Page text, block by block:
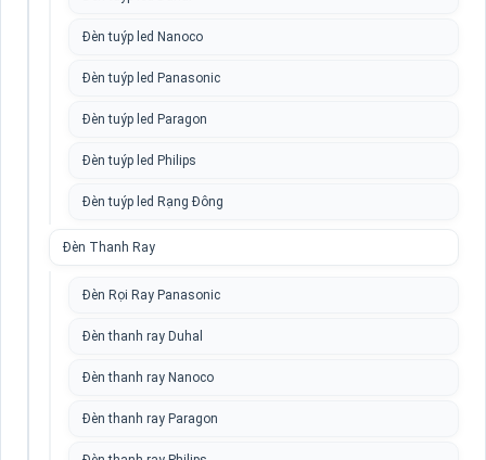
Đèn tuýp led Nanoco
Đèn tuýp led Panasonic
Đèn tuýp led Paragon
Đèn tuýp led Philips
Đèn tuýp led Rạng Đông
Đèn Thanh Ray
Đèn Rọi Ray Panasonic
Đèn thanh ray Duhal
Đèn thanh ray Nanoco
Đèn thanh ray Paragon